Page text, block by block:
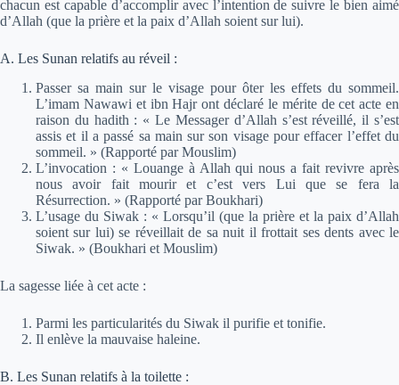
chacun est capable d’accomplir avec l’intention de suivre le bien aimé
d’Allah (que la prière et la paix d’Allah soient sur lui).
A. Les Sunan relatifs au réveil :
Passer sa main sur le visage pour ôter les effets du sommeil.
L’imam Nawawi et ibn Hajr ont déclaré le mérite de cet acte en
raison du hadith : « Le Messager d’Allah s’est réveillé, il s’est
assis et il a passé sa main sur son visage pour effacer l’effet du
sommeil. » (Rapporté par Mouslim)
L’invocation : « Louange à Allah qui nous a fait revivre après
nous avoir fait mourir et c’est vers Lui que se fera la
Résurrection. » (Rapporté par Boukhari)
L’usage du Siwak : « Lorsqu’il (que la prière et la paix d’Allah
soient sur lui) se réveillait de sa nuit il frottait ses dents avec le
Siwak. » (Boukhari et Mouslim)
La sagesse liée à cet acte :
Parmi les particularités du Siwak il purifie et tonifie.
Il enlève la mauvaise haleine.
B. Les Sunan relatifs à la toilette :